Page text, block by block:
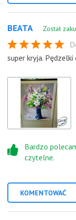
BEATA Został
super kryja.
Bardzo
czytelne.
KOMENTOWAĆ